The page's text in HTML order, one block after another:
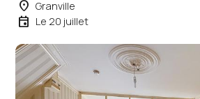
place Granville
event Le 20 juillet